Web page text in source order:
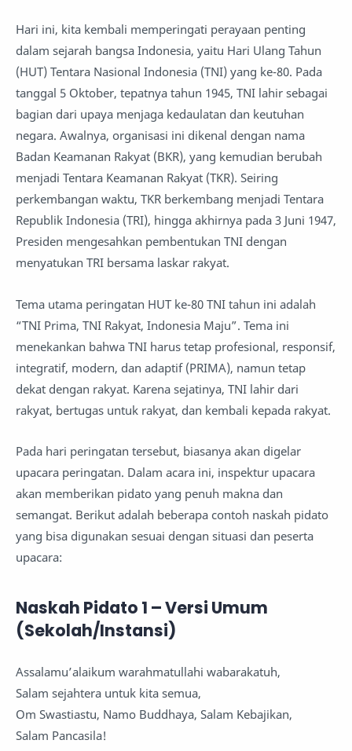
Hari ini, kita kembali memperingati perayaan penting
dalam sejarah bangsa Indonesia, yaitu Hari Ulang Tahun
(HUT) Tentara Nasional Indonesia (TNI) yang ke-80. Pada
tanggal 5 Oktober, tepatnya tahun 1945, TNI lahir sebagai
bagian dari upaya menjaga kedaulatan dan keutuhan
negara. Awalnya, organisasi ini dikenal dengan nama
Badan Keamanan Rakyat (BKR), yang kemudian berubah
menjadi Tentara Keamanan Rakyat (TKR). Seiring
perkembangan waktu, TKR berkembang menjadi Tentara
Republik Indonesia (TRI), hingga akhirnya pada 3 Juni 1947,
Presiden mengesahkan pembentukan TNI dengan
menyatukan TRI bersama laskar rakyat.
Tema utama peringatan HUT ke-80 TNI tahun ini adalah
“TNI Prima, TNI Rakyat, Indonesia Maju”. Tema ini
menekankan bahwa TNI harus tetap profesional, responsif,
integratif, modern, dan adaptif (PRIMA), namun tetap
dekat dengan rakyat. Karena sejatinya, TNI lahir dari
rakyat, bertugas untuk rakyat, dan kembali kepada rakyat.
Pada hari peringatan tersebut, biasanya akan digelar
upacara peringatan. Dalam acara ini, inspektur upacara
akan memberikan pidato yang penuh makna dan
semangat. Berikut adalah beberapa contoh naskah pidato
yang bisa digunakan sesuai dengan situasi dan peserta
upacara:
Naskah Pidato 1 – Versi Umum
(Sekolah/Instansi)
Assalamu’alaikum warahmatullahi wabarakatuh,
Salam sejahtera untuk kita semua,
Om Swastiastu, Namo Buddhaya, Salam Kebajikan,
Salam Pancasila!